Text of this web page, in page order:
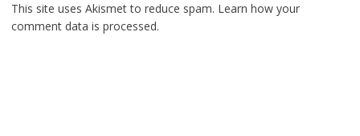
This site uses Akismet to reduce spam. Learn how your
comment data is processed.